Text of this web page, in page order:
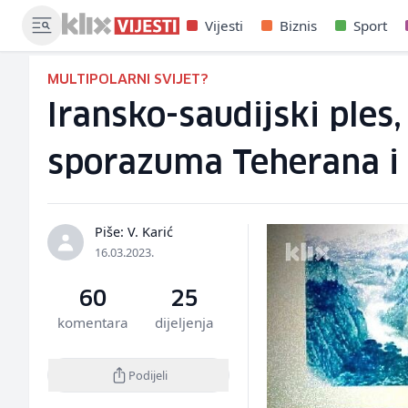
Vijesti Biznis Sport
MULTIPOLARNI SVIJET?
Iransko-saudijski
sporazuma Teherana i
Piše: V. Karić
16.03.2023.
60
komentara
25
dijeljenja
Podijeli